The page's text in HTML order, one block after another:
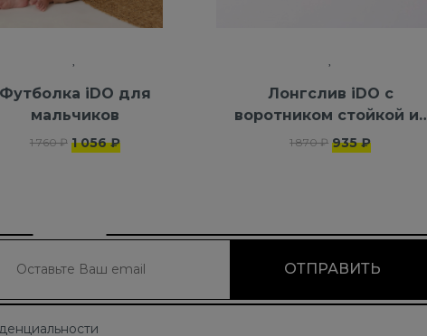
iDO для
мальчиков
1 760 ₽ 1 056 ₽
Лонгслив iDO с
воротником стойкой из
100% хлопка
1 870 ₽ 935 ₽